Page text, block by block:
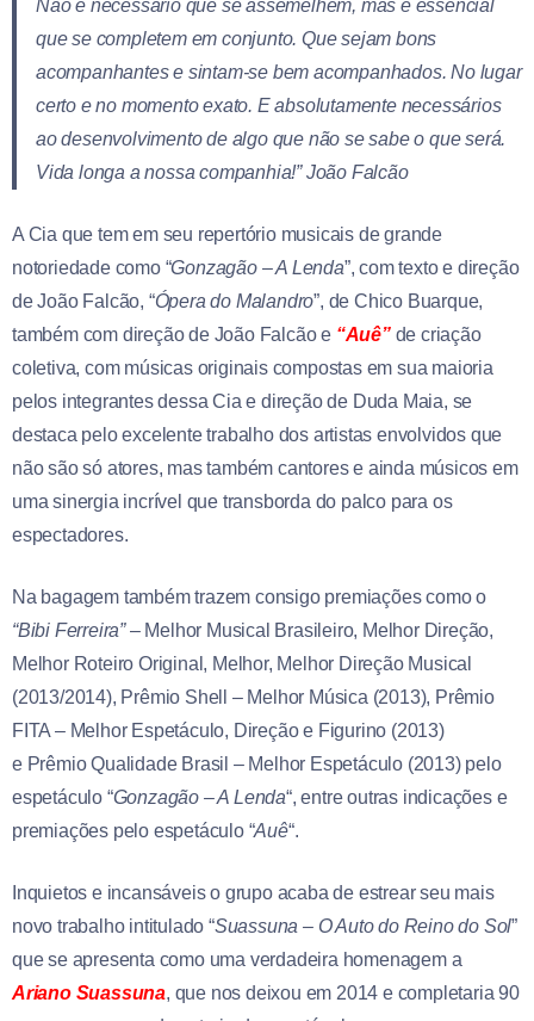
Não é necessário que se assemelhem, mas é essencial
que se completem em conjunto. Que sejam bons
acompanhantes e sintam-se bem acompanhados. No lugar
certo e no momento exato. E absolutamente necessários
ao desenvolvimento de algo que não se sabe o que será.
Vida longa a nossa companhia!” João Falcão
A Cia que tem em seu repertório musicais de grande
notoriedade como “Gonzagão – A Lenda”, com texto e direção
de João Falcão, “Ópera do Malandro”, de Chico Buarque,
também com direção de João Falcão e “Auê”de criação
coletiva, com músicas originais compostas em sua maioria
pelos integrantes dessa Cia e direção de Duda Maia, se
destaca pelo excelente trabalho dos artistas envolvidos que
não são só atores, mas também cantores e ainda músicos em
uma sinergia incrível que transborda do palco para os
espectadores.
Na bagagem também trazem consigo premiações como o
“Bibi Ferreira”– Melhor Musical Brasileiro, Melhor Direção,
Melhor Roteiro Original, Melhor, Melhor Direção Musical
(2013/2014), Prêmio Shell – Melhor Música (2013), Prêmio
FITA – Melhor Espetáculo, Direção e Figurino (2013)
e Prêmio Qualidade Brasil – Melhor Espetáculo (2013) pelo
espetáculo “Gonzagão – A Lenda“, entre outras indicações e
premiações pelo espetáculo “Auê“.
Inquietos e incansáveis o grupo acaba de estrear seu mais
novo trabalho intitulado “Suassuna – O Auto do Reino do Sol”
que se apresenta como uma verdadeira homenagem a
Ariano Suassuna, que nos deixou em 2014 e completaria 90